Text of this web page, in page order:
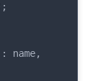
name,